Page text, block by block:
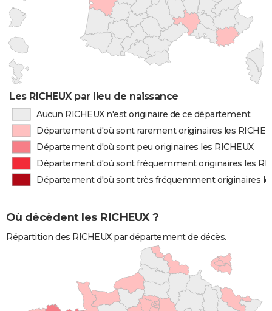
Les RICHEUX par lieu de naissance
Aucun RICHEUX n'est originaire de ce département
Département d'où sont rarement originaires les
Département d'où sont peu originaires les RICHEUX
Département d'où sont fréquemment originaires les
Département d'où sont très fréquemment originaires
Où décèdent les RICHEUX ?
Répartition des RICHEUX par département de décès.